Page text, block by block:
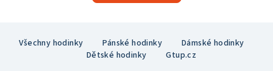
Všechny hodinky Pánské hodinky
Dámské hodinky
Dětské hodinky
Gtup.cz